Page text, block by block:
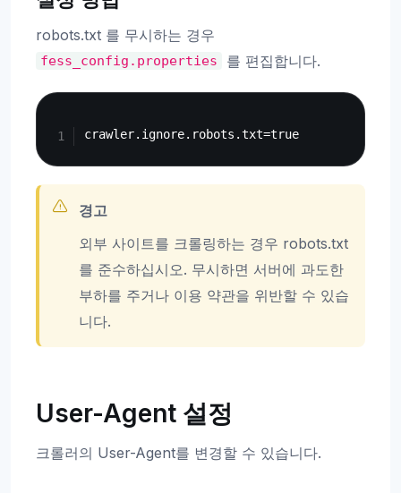
robots.txt 를 무시하는 경우
fess_config.properties 를 편집합니다.
경고
외부 사이트를 크롤링하는 경우 robots.txt
를 준수하십시오. 무시하면 서버에 과도한
부하를 주거나 이용 약관을 위반할 수 있습
니다.
User-Agent 설정
크롤러의 User-Agent를 변경할 수 있습니다.